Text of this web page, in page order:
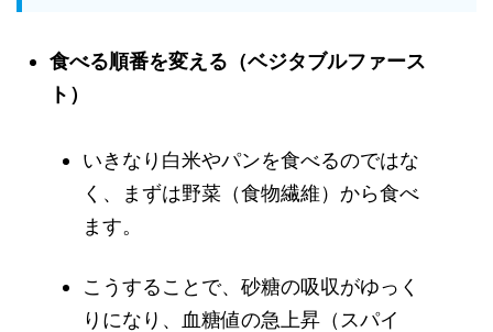
食べる順番を変える（ベジタブルファース
ト）
いきなり白米やパンを食べるのではな
く、まずは野菜（食物繊維）から食べ
ます。
こうすることで、砂糖の吸収がゆっく
りになり、血糖値の急上昇（スパイ